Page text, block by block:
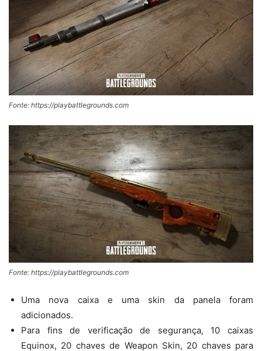
Fonte: https://playbattlegrounds.com
Fonte: https://playbattlegrounds.com
Uma nova caixa e uma skin da panela foram
adicionados.
Para fins de verificação de segurança, 10 caixas
Equinox, 20 chaves de Weapon Skin, 20 chaves para